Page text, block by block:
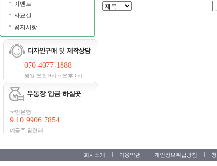
이벤트
자료실
공지사항
070-4077-1888
평일 오전 9시 ~ 오후 6시
국민은행
9-10-9906-7854
예금주:임현래
회사소개 이용약관 개인정보취급방침